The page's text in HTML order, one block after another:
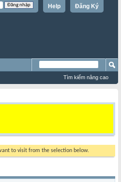
Đăng Ký
Help
Tìm kiếm nâng cao
to visit from the selection below.